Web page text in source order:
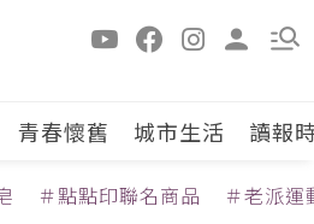
青春懷舊 城市生活 讀報
＃點點印聯名商品 ＃老派運